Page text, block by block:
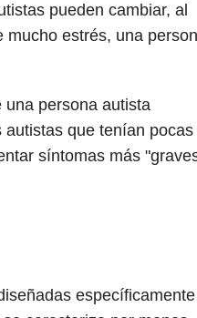
pueden cambiar, al
mucho estrés, una
persona autista
que tenían pocas
síntomas más
específicamente